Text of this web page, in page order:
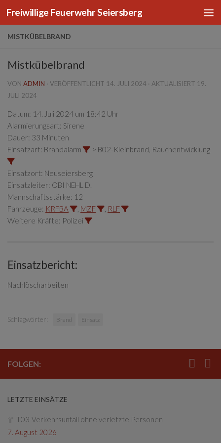
Zum Inhalt springen
Freiwillige Feuerwehr Seiersberg
MISTKÜBELBRAND
Mistkübelbrand
VON ADMIN · VERÖFFENTLICHT 14. JULI 2024 · AKTUALISIERT 19.
JULI 2024
Datum: 14. Juli 2024 um 18:42 Uhr
Alarmierungsart: Sirene
Dauer: 33 Minuten
Einsatzart: Brandalarm > B02-Kleinbrand, Rauchentwicklung
Einsatzort: Neuseiersberg
Einsatzleiter: OBI NEHL D.
Mannschaftsstärke: 12
Fahrzeuge: KRFBA MZF
RLF
Weitere Kräfte: Polizei
Einsatzbericht:
Nachlöscharbeiten
Schlagwörter: Brand Einsatz
FOLGEN:
LETZTE EINSÄTZE
T03-Verkehrsunfall ohne verletzte Personen
7. August 2026